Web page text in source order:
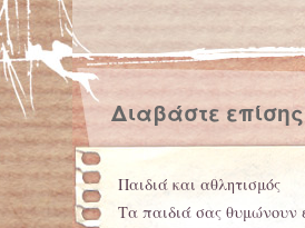
← Επιστροφή στο %s
Γιατί να χρησιμοποιήσω ποδήλατο αντί για αυτοκίνητο;
Διαβάστε επίσης
Παιδιά και αθλητισμός
Τα παιδιά σας θυμώνουν